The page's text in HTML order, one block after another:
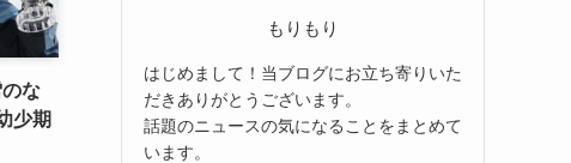
な
少期
もりもり
はじめまして！当ブログにお立ち寄りいた
だきありがとうございます。
話題のニュースの気になることをまとめて
います。